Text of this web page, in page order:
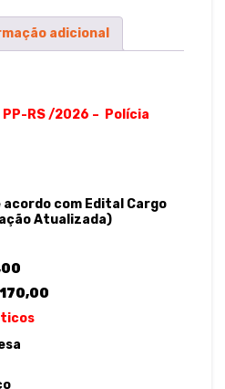
at
s
p
ar
e
adicional
PP-RS /2026 – Polícia
acordo com Edital Cargo
Atualizada)
170,00